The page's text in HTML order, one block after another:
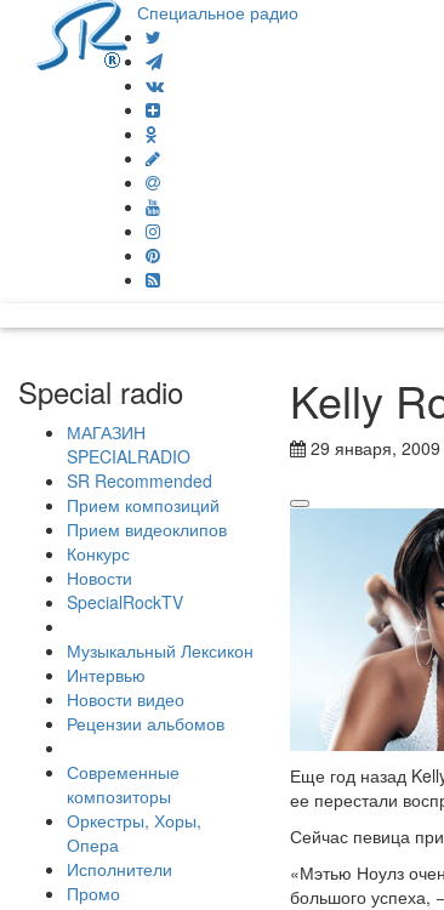
Специальное радио
Special radio
МАГАЗИН
SPECIALRADIO
SR Recommended
Прием композиций
Прием видеоклипов
Конкурс
Новости
SpecialRockTV
Музыкальный Лексикон
Интервью
Новости видео
Рецензии альбомов
Современные
композиторы
Оркестры, Хоры,
Опера
Исполнители
Промо
Kelly
29 января, 2009
Еще год назад
ее перестали
Сейчас певица
«Мэтью Ноулз
большого успеха,